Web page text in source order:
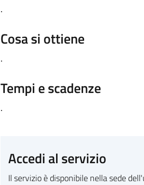
.
Cosa si ottiene
.
Tempi e scadenze
.
Accedi al servizio
Il servizio è disponibile nella sede